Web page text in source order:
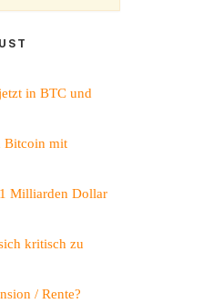
in BTC und
Bitcoin mit
Milliarden Dollar
kritisch zu
/ Rente?